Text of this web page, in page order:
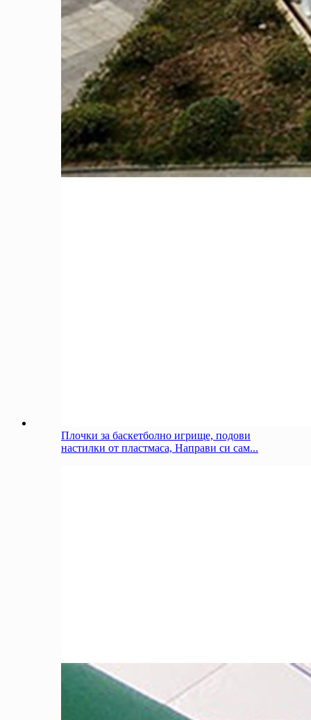
Плочки за баскетболно игрище, подови
настилки от пластмаса, Направи си сам...